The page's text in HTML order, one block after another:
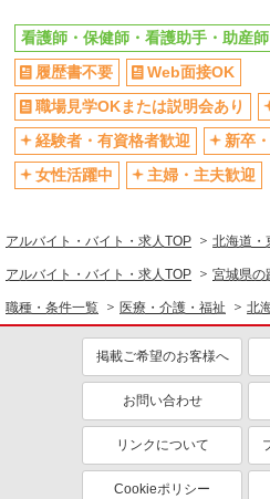
キープ
アルバイト パート
アスケア訪問入浴 青葉
看護師（訪問入
時給1235円〜
アスケア訪
木町9番15号 青葉
キープ
アスケア訪問入浴 青葉
看護師（訪問入
月給258,000円
途交通費支給（
（月平均残業時間
アスケア訪問
木町9番15号 青葉
看護師・保健師・看護助手・助産師
履歴書不要
Web面接OK
職場見学OKまたは説明会あり
経験者・有資格者歓迎
新卒
女性活躍中
主婦・主夫歓迎
アルバイト・バイト・求人TOP 北海道・
アルバイト・バイト・求人TOP 宮城県の
職種・条件一覧 医療・介護・福祉 北
掲載ご希望のお客様へ
お問い合わせ
リンクについて
Cookieポリシー